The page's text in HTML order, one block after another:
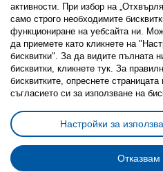
FacebookTwitterYoutubePinterest
Политика за използване
Избор на настройки за
Условия за ползване на ikea.bg
Политика за защита на
Общи условия на
Политика за защита на лични
активности. При избор на
само строго необходимитe
функциониране на уебсайта ни.
да приемете като кликнете на
бисквитки". За да видите пълната
бисквитки, кликнете тук. За
бисквитките, опреснете
съгласието си за използване на
Настройки за
Отказвам